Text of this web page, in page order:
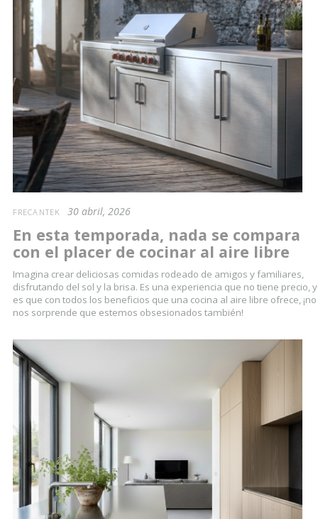
FRECANTEK 30 abril, 2026
En esta temporada, nada se compara
con el placer de cocinar al aire libre
Imagina crear deliciosas comidas rodeado de amigos y familiares,
disfrutando del sol y la brisa. Es una experiencia que no tiene precio, y
es que con todos los beneficios que una cocina al aire libre ofrece, ¡no
nos sorprende que estemos obsesionados también!